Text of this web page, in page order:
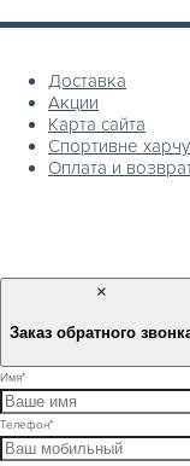
Доставка
Акции
Карта сайта
Спортивне
Оплата и
×
Заказ обратного
Имя*
Телефон*